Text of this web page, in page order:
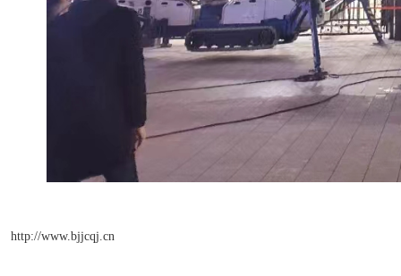
http://www.bjjcqj.cn